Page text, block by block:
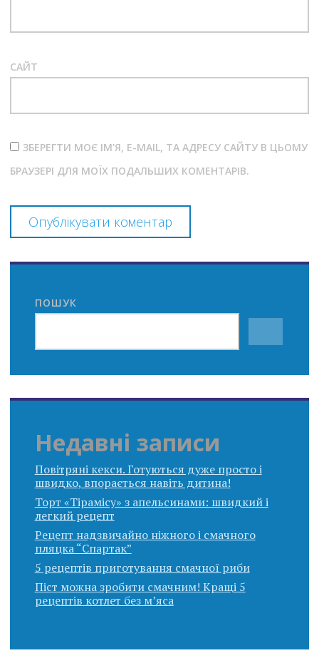
САЙТ
ЗБЕРЕГТИ МОЄ ІМ'Я, E-MAIL, ТА АДРЕСУ САЙТУ В ЦЬОМУ
БРАУЗЕРІ ДЛЯ МОЇХ ПОДАЛЬШИХ КОМЕНТАРІВ.
ПОШУК
Недавні записи
Повітряні кекси. Готуються дуже просто і
швидко, впорається навіть дитина!
Торт «Тірамісу» з апельсинами: швидкий і
легкий рецепт
Рецепт надзвичайно ніжного і смачного
пляцка “Спартак”
5 рецептів приготування смачної риби
Піст можна зробити смачним! Кращі 5
рецептів котлет без м’яса